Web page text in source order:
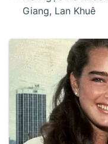
Giang, Lan Khuê